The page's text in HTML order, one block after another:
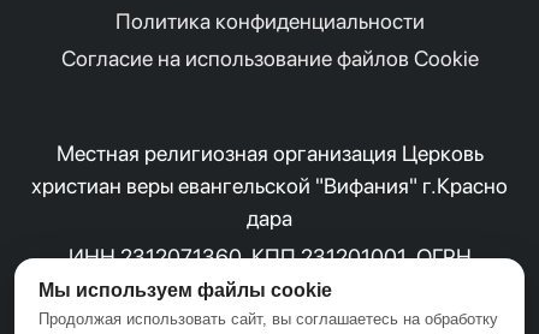
Политика конфиденциальности
Согласие на использование файлов Cookie
Местная религиозная организация Церковь
христиан верыевангельской "Вифания" г.Красно
дара
ИНН 2312071360КПП 231201001ОГРН
1022300001833
Свидетельство о государственной регистрации
Мы используем файлы cookie
Продолжая использовать сайт, вы соглашаетесь на обработку